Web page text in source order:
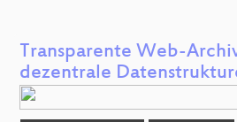
Transparente Web-
dezentrale